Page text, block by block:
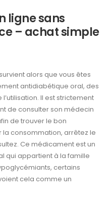
ligne sans
– achat simple
alors que vous êtes
antidiabétique oral, des
Il est strictement
de consulter son médecin
de trouver le bon
consommation, arrêtez le
Ce médicament est un
qui appartient à la famille
certains
cela comme un